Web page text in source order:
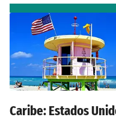
Caribe: Estados